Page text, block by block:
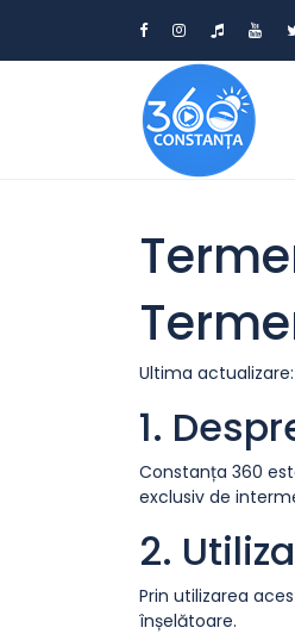
Ultima
1.
Constanța 360
exclusiv de
2.
Prin utilizarea
înșelătoare.